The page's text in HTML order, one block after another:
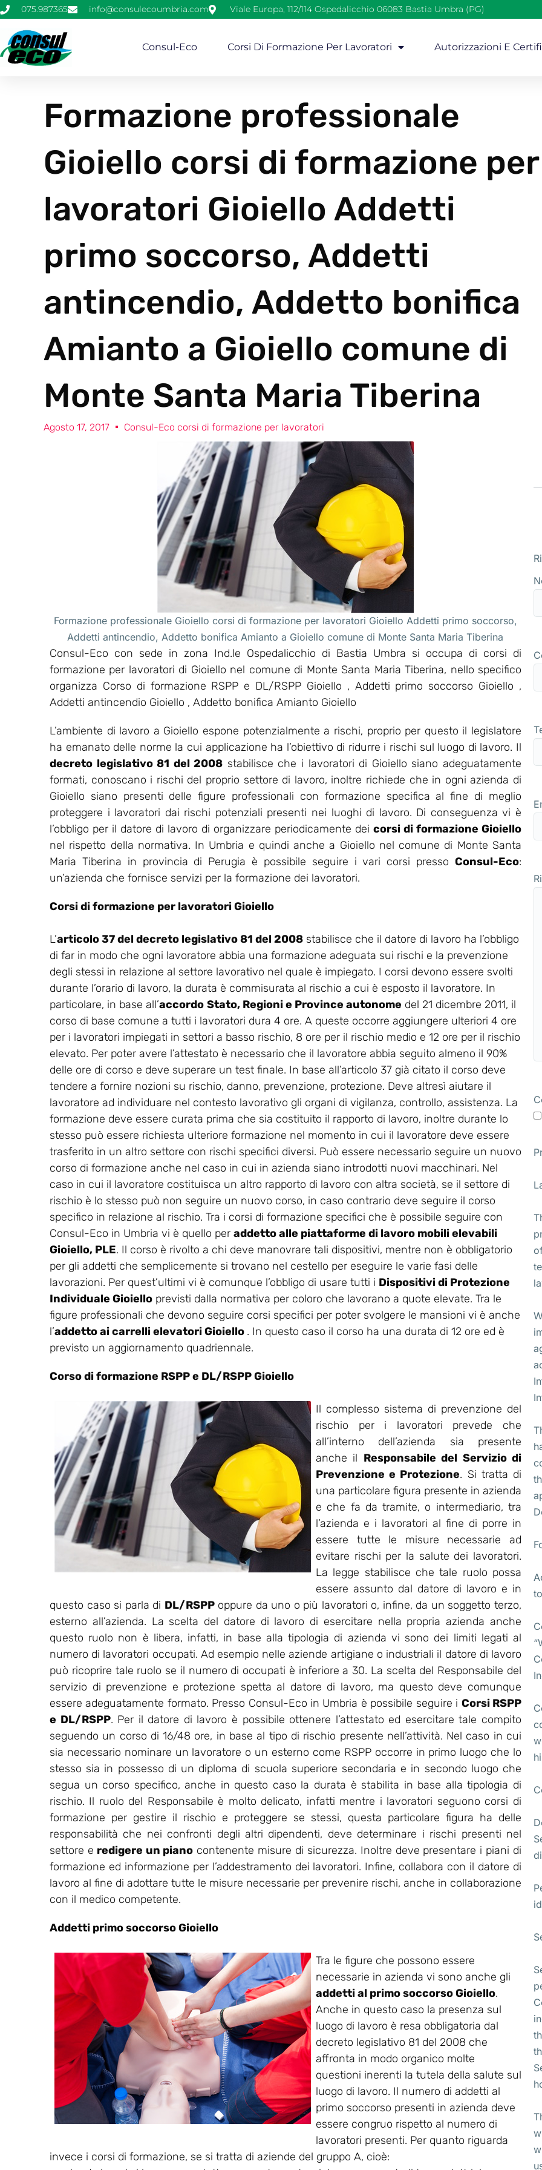
075.987365 info@consulecoumbria.com Viale Europa, 112/114 Ospedalicchio 06083 Bastia Umbra (PG)
Consul-Eco Corsi Di Formazione Per Lavoratori Autorizzazioni E
Formazione professionale
Gioiello corsi di formazione per
lavoratori Gioiello Addetti
primo soccorso, Addetti
antincendio, Addetto bonifica
Amianto a Gioiello comune di
Monte Santa Maria Tiberina
Agosto 17, 2017 Consul-Eco corsi di formazione per lavoratori
Formazione professionale Gioiello corsi di formazione per lavoratori Gioiello Addetti primo soccorso,
Addetti antincendio, Addetto bonifica Amianto a Gioiello comune di Monte Santa Maria Tiberina
Consul-Eco con sede in zona Ind.le Ospedalicchio di Bastia Umbra si occupa di corsi di
formazione per lavoratori di Gioiello nel comune di Monte Santa Maria Tiberina, nello specifico
organizza Corso di formazione RSPP e DL/RSPP Gioiello , Addetti primo soccorso Gioiello ,
Addetti antincendio Gioiello , Addetto bonifica Amianto Gioiello
L’ambiente di lavoro a Gioiello espone potenzialmente a rischi, proprio per questo il legislatore
ha emanato delle norme la cui applicazione ha l’obiettivo di ridurre i rischi sul luogo di lavoro. Il
decreto legislativo 81 del 2008 stabilisce che i lavoratori di Gioiello siano adeguatamente
formati, conoscano i rischi del proprio settore di lavoro, inoltre richiede che in ogni azienda di
Gioiello siano presenti delle figure professionali con formazione specifica al fine di meglio
proteggere i lavoratori dai rischi potenziali presenti nei luoghi di lavoro. Di conseguenza vi è
l’obbligo per il datore di lavoro di organizzare periodicamente dei corsi di formazione Gioiello
nel rispetto della normativa. In Umbria e quindi anche a Gioiello nel comune di Monte Santa
Maria Tiberina in provincia di Perugia è possibile seguire i vari corsi presso Consul-Eco:
un’azienda che fornisce servizi per la formazione dei lavoratori.
Corsi di formazione per lavoratori Gioiello
L’articolo 37 del decreto legislativo 81 del 2008 stabilisce che il datore di lavoro ha l’obbligo
di far in modo che ogni lavoratore abbia una formazione adeguata sui rischi e la prevenzione
degli stessi in relazione al settore lavorativo nel quale è impiegato. I corsi devono essere svolti
durante l’orario di lavoro, la durata è commisurata al rischio a cui è esposto il lavoratore. In
particolare, in base all’accordo Stato, Regioni e Province autonome del 21 dicembre 2011, il
corso di base comune a tutti i lavoratori dura 4 ore. A queste occorre aggiungere ulteriori 4 ore
per i lavoratori impiegati in settori a basso rischio, 8 ore per il rischio medio e 12 ore per il rischio
elevato. Per poter avere l’attestato è necessario che il lavoratore abbia seguito almeno il 90%
delle ore di corso e deve superare un test finale. In base all’articolo 37 già citato il corso deve
tendere a fornire nozioni su rischio, danno, prevenzione, protezione. Deve altresì aiutare il
lavoratore ad individuare nel contesto lavorativo gli organi di vigilanza, controllo, assistenza. La
formazione deve essere curata prima che sia costituito il rapporto di lavoro, inoltre durante lo
stesso può essere richiesta ulteriore formazione nel momento in cui il lavoratore deve essere
trasferito in un altro settore con rischi specifici diversi. Può essere necessario seguire un nuovo
corso di formazione anche nel caso in cui in azienda siano introdotti nuovi macchinari. Nel
caso in cui il lavoratore costituisca un altro rapporto di lavoro con altra società, se il settore di
rischio è lo stesso può non seguire un nuovo corso, in caso contrario deve seguire il corso
specifico in relazione al rischio. Tra i corsi di formazione specifici che è possibile seguire con
Consul-Eco in Umbria vi è quello per addetto alle piattaforme di lavoro mobili elevabili
Gioiello, PLE. Il corso è rivolto a chi deve manovrare tali dispositivi, mentre non è obbligatorio
per gli addetti che semplicemente si trovano nel cestello per eseguire le varie fasi delle
lavorazioni. Per quest’ultimi vi è comunque l’obbligo di usare tutti i Dispositivi di Protezione
Individuale Gioiello previsti dalla normativa per coloro che lavorano a quote elevate. Tra le
figure professionali che devono seguire corsi specifici per poter svolgere le mansioni vi è anche
l’addetto ai carrelli elevatori Gioiello . In questo caso il corso ha una durata di 12 ore ed è
previsto un aggiornamento quadriennale.
Corso di formazione RSPP e DL/RSPP Gioiello
Il complesso sistema di prevenzione del
rischio per i lavoratori prevede che
all’interno dell’azienda sia presente
anche il Responsabile del Servizio di
Prevenzione e Protezione. Si tratta di
una particolare figura presente in azienda
e che fa da tramite, o intermediario, tra
l’azienda e i lavoratori al fine di porre in
essere tutte le misure necessarie ad
evitare rischi per la salute dei lavoratori.
La legge stabilisce che tale ruolo possa
essere assunto dal datore di lavoro e in
questo caso si parla di DL/RSPPoppure da uno o più lavoratori o, infine, da un soggetto terzo,
esterno all’azienda. La scelta del datore di lavoro di esercitare nella propria azienda anche
questo ruolo non è libera, infatti, in base alla tipologia di azienda vi sono dei limiti legati al
numero di lavoratori occupati. Ad esempio nelle aziende artigiane o industriali il datore di lavoro
può ricoprire tale ruolo se il numero di occupati è inferiore a 30. La scelta del Responsabile del
servizio di prevenzione e protezione spetta al datore di lavoro, ma questo deve comunque
essere adeguatamente formato. Presso Consul-Eco in Umbria è possibile seguire i Corsi RSPP
e DL/RSPP. Per il datore di lavoro è possibile ottenere l’attestato ed esercitare tale compito
seguendo un corso di 16/48 ore, in base al tipo di rischio presente nell’attività. Nel caso in cui
sia necessario nominare un lavoratore o un esterno come RSPP occorre in primo luogo che lo
stesso sia in possesso di un diploma di scuola superiore secondaria e in secondo luogo che
segua un corso specifico, anche in questo caso la durata è stabilita in base alla tipologia di
rischio. Il ruolo del Responsabile è molto delicato, infatti mentre i lavoratori seguono corsi di
formazione per gestire il rischio e proteggere se stessi, questa particolare figura ha delle
responsabilità che nei confronti degli altri dipendenti, deve determinare i rischi presenti nel
settore e redigere un piano contenente misure di sicurezza. Inoltre deve presentare i piani di
formazione ed informazione per l’addestramento dei lavoratori. Infine, collabora con il datore di
lavoro al fine di adottare tutte le misure necessarie per prevenire rischi, anche in collaborazione
con il medico competente.
Addetti primo soccorso Gioiello
Tra le figure che possono essere
necessarie in azienda vi sono anche gli
addetti al primo soccorso Gioiello.
Anche in questo caso la presenza sul
luogo di lavoro è resa obbligatoria dal
decreto legislativo 81 del 2008 che
affronta in modo organico molte
questioni inerenti la tutela della salute sul
luogo di lavoro. Il numero di addetti al
primo soccorso presenti in azienda deve
essere congruo rispetto al numero di
lavoratori presenti. Per quanto riguarda
invece i corsi di formazione, se si tratta di aziende del gruppo A, cioè: